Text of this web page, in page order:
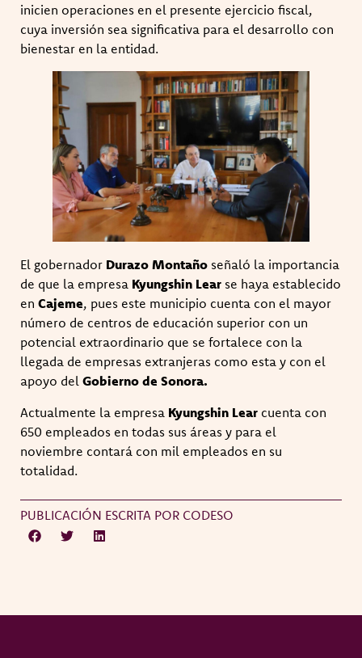
inicien operaciones en el presente ejercicio fiscal,
cuya inversión sea significativa para el desarrollo con
bienestar en la entidad.
El gobernador Durazo Montaño señaló la importancia
de que la empresa Kyungshin Lear se haya establecido
en Cajeme, pues este municipio cuenta con el mayor
número de centros de educación superior con un
potencial extraordinario que se fortalece con la
llegada de empresas extranjeras como esta y con el
apoyo del Gobierno de Sonora.
Actualmente la empresa Kyungshin Lear cuenta con
650 empleados en todas sus áreas y para el
noviembre contará con mil empleados en su
totalidad.
PUBLICACIÓN ESCRITA POR CODESO